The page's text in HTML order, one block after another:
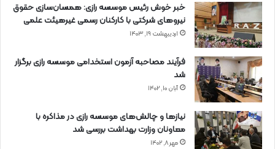
خبر خوش رئیس موسسه رازی: همسان‌سازی حقوق
نیروهای شرکتی با کارکنان رسمی غیرهیئت علمی
اردیبهشت ۱۹, ۱۴۰۳
فرآیند مصاحبه آزمون استخدامی موسسه رازی برگزار
شد
آبان ۱۰, ۱۴۰۲
نیازها و چالش‌های موسسه رازی در مذاکره با
معاونان وزارت بهداشت بررسی شد
مهر ۸, ۱۴۰۲